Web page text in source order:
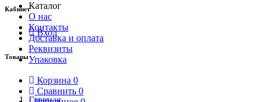
Кабинет
Вход
Товары
Корзина 0
Сравнить 0
Каталог
О нас
Контакты
Доставка и оплата
Реквизиты
Упаковка